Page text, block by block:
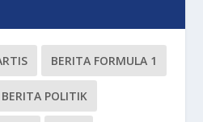
BERITA FORMULA 1
BERITA POLITIK